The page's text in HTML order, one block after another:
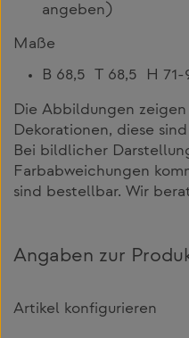
angeben)
Maße
B 68,5 T 68,5 H
Die Abbildungen
Dekorationen, diese
Bei bildlicher
Farbabweichungen
sind bestellbar. Wir
Angaben zur
Artikel konfigurieren